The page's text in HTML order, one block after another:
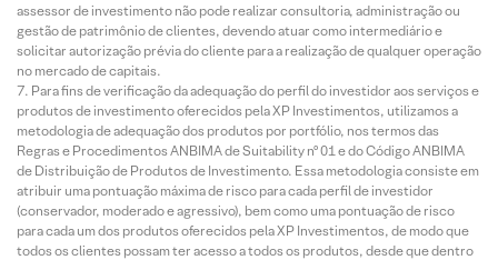
assessor de investimento não pode realizar consultoria, administração ou
gestão de patrimônio de clientes, devendo atuar como intermediário e
solicitar autorização prévia do cliente para a realização de qualquer operação
no mercado de capitais.
Para fins de verificação da adequação do perfil do investidor aos serviços e
produtos de investimento oferecidos pela XP Investimentos, utilizamos a
metodologia de adequação dos produtos por portfólio, nos termos das
Regras e Procedimentos ANBIMA de Suitability nº 01 e do Código ANBIMA
de Distribuição de Produtos de Investimento. Essa metodologia consiste em
atribuir uma pontuação máxima de risco para cada perfil de investidor
(conservador, moderado e agressivo), bem como uma pontuação de risco
para cada um dos produtos oferecidos pela XP Investimentos, de modo que
todos os clientes possam ter acesso a todos os produtos, desde que dentro